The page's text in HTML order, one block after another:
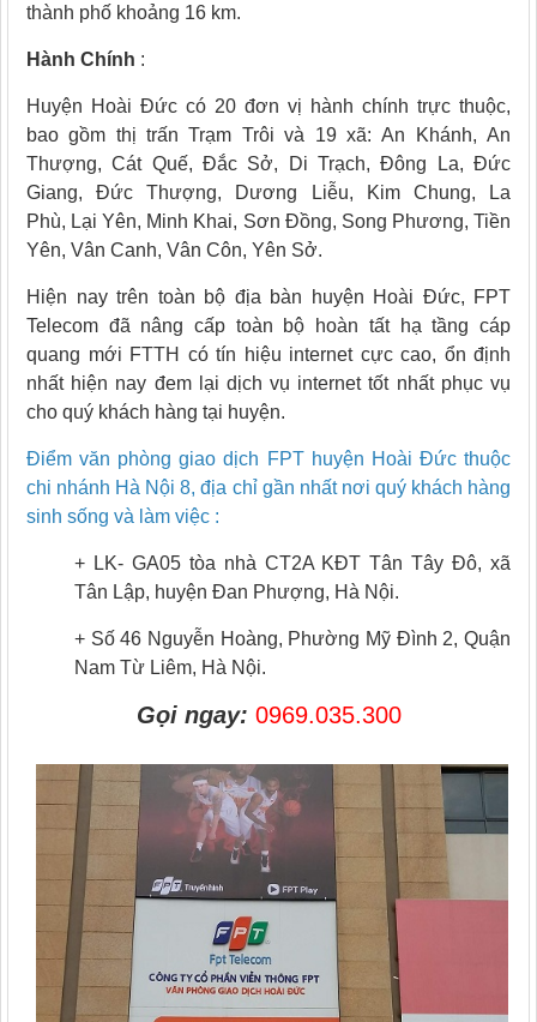
thành phố khoảng 16 km.
Hành Chính :
Huyện Hoài Đức có 20 đơn vị hành chính trực thuộc,
bao gồm thị trấn Trạm Trôi và 19 xã: An Khánh, An
Thượng, Cát Quế, Đắc Sở, Di Trạch, Đông La, Đức
Giang, Đức Thượng, Dương Liễu, Kim Chung, La
Phù, Lại Yên, Minh Khai, Sơn Đồng, Song Phương, Tiền
Yên, Vân Canh, Vân Côn, Yên Sở.
Hiện nay trên toàn bộ địa bàn huyện Hoài Đức, FPT
Telecom đã nâng cấp toàn bộ hoàn tất hạ tầng cáp
quang mới FTTH có tín hiệu internet cực cao, ổn định
nhất hiện nay đem lại dịch vụ internet tốt nhất phục vụ
cho quý khách hàng tại huyện.
Điểm văn phòng giao dịch FPT huyện Hoài Đức thuộc
chi nhánh Hà Nội 8, địa chỉ gần nhất nơi quý khách hàng
sinh sống và làm việc :
+ LK- GA05 tòa nhà CT2A KĐT Tân Tây Đô, xã
Tân Lập, huyện Đan Phượng, Hà Nội.
+ Số 46 Nguyễn Hoàng, Phường Mỹ Đình 2, Quận
Nam Từ Liêm, Hà Nội.
Gọi ngay: 0969.035.300